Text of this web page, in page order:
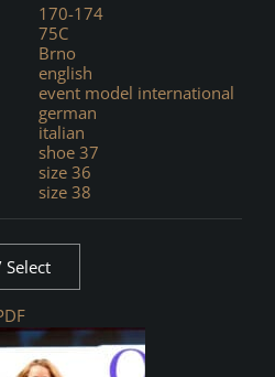
170-174
75C
Brno
english
event model international
german
italian
shoe 37
size 36
size 38